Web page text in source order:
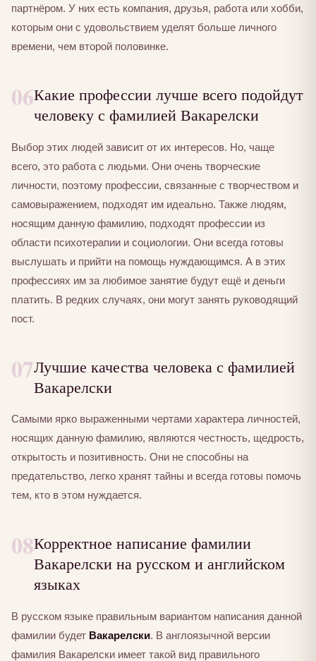
партнёром. У них есть компания, друзья, работа или хобби,
которым они с удовольствием уделят больше личного
времени, чем второй половинке.
06Какие профессии лучше всего подойдут
человеку с фамилией Вакарелски
Выбор этих людей зависит от их интересов. Но, чаще
всего, это работа с людьми. Они очень творческие
личности, поэтому профессии, связанные с творчеством и
самовыражением, подходят им идеально. Также людям,
носящим данную фамилию, подходят профессии из
области психотерапии и социологии. Они всегда готовы
выслушать и прийти на помощь нуждающимся. А в этих
профессиях им за любимое занятие будут ещё и деньги
платить. В редких случаях, они могут занять руководящий
пост.
07Лучшие качества человека с фамилией
Вакарелски
Самыми ярко выраженными чертами характера личностей,
носящих данную фамилию, являются честность, щедрость,
открытость и позитивность. Они не способны на
предательство, легко хранят тайны и всегда готовы помочь
тем, кто в этом нуждается.
08Корректное написание фамилии
Вакарелски на русском и английском
языках
В русском языке правильным вариантом написания данной
фамилии будет Вакарелски. В англоязычной версии
фамилия Вакарелски имеет такой вид правильного